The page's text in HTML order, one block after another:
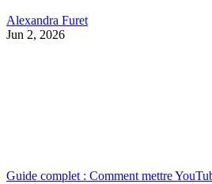
Alexandra Furet
Jun 2, 2026
Guide complet : Comment mettre